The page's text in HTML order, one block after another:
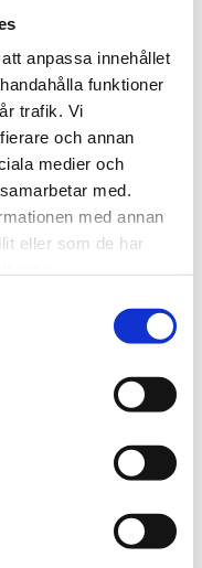
anpassa innehållet
funktioner
trafik. Vi
och annan
medier och
med.
med annan
eller som de har
Lagervara
20252230